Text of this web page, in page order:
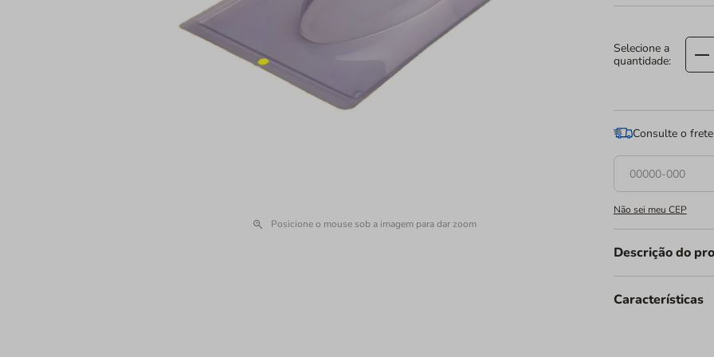
Posicione o mouse sob a imagem para dar zoom
Consulte o
Não sei meu CEP
Descrição do
Forma
Características